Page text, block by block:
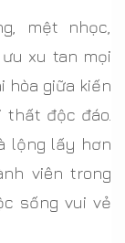
mệt nhọc,
xu tan mọi
hòa giữa kiến
độc đáo.
lộng lấy hơn
viên trong
sống vui vẻ